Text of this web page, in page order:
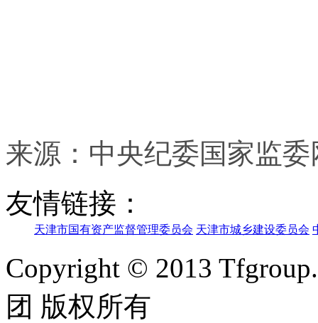
来源：中央纪委国家监委
友情链接：
天津市国有资产监督管理委员会 天津市城乡建设委员会
Copyright © 2013
团 版权所有